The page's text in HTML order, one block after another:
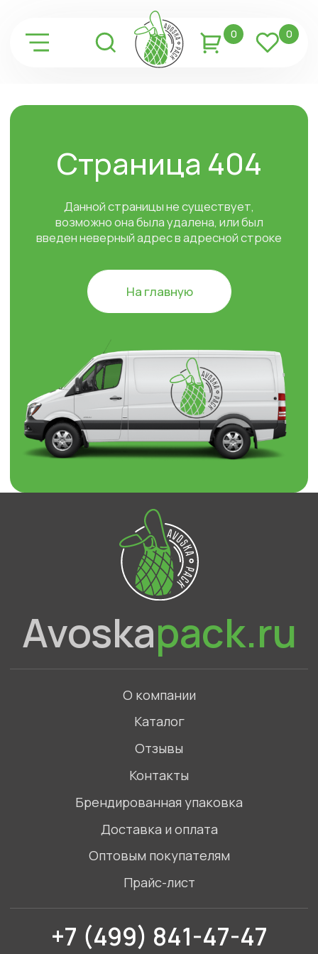
0
возможно она была удалена, или был
введен неверный адрес в адресной строке
На главную
Avoskapack.ru
О компании
Отзывы
Брендированная упаковка
Контакты
Доставка и оплата
+7 (499) 841-47-47
Политика конфиденциальности
ИП Голов Артемий Игоревич,
Адрес: Московская область, Одинцовский
городской округ, село Введенское, Торговый
комплекс Маркет
Разработка сайта
Прайс-лист
Смотреть на карте